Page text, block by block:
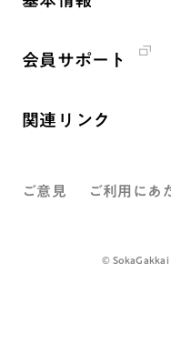
創価学会の三代会長
第2代会長・戸田城聖
年間の活動について
彼岸
人道支援
展示活動
創価学会 社会憲章
沿革
入会について
会員サポート
関連リンク
墓地公園・納骨堂
聖教ブックストア
ご意見 ご利用にあ
©️ SokaGakkai